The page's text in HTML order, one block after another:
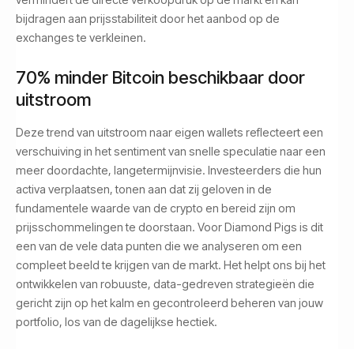
bijdragen aan prijsstabiliteit door het aanbod op de
exchanges te verkleinen.
70% minder Bitcoin beschikbaar door
uitstroom
Deze trend van uitstroom naar eigen wallets reflecteert een
verschuiving in het sentiment van snelle speculatie naar een
meer doordachte, langetermijnvisie. Investeerders die hun
activa verplaatsen, tonen aan dat zij geloven in de
fundamentele waarde van de crypto en bereid zijn om
prijsschommelingen te doorstaan. Voor Diamond Pigs is dit
een van de vele data punten die we analyseren om een
compleet beeld te krijgen van de markt. Het helpt ons bij het
ontwikkelen van robuuste, data-gedreven strategieën die
gericht zijn op het kalm en gecontroleerd beheren van jouw
portfolio, los van de dagelijkse hectiek.